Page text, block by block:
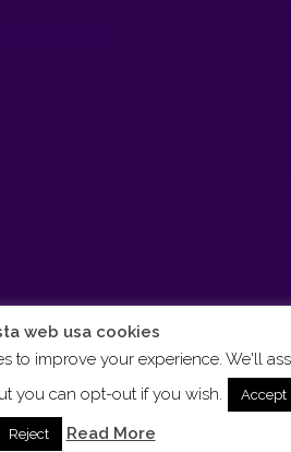
web usa cookies
to improve your experience. We'll
you can opt-out if you wish.
Accept
Reject Read More